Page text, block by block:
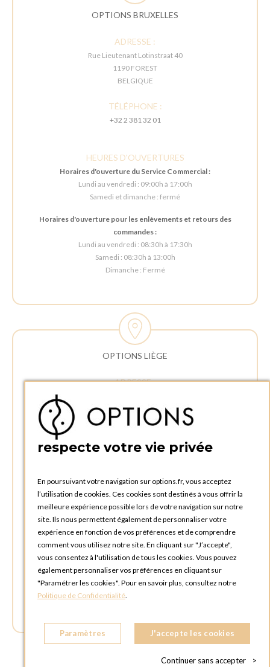
OPTIONS BRUXELLES
ADRESSE :
Rue Lieutenant Lotinstraat 40
1190 FOREST
BELGIQUE
TÉLÉPHONE :
+32 2 381 32 01
HEURES D'OUVERTURES
Horaires d'ouverture du Service Commercial :
Lundi au vendredi : 09:00h à 17:00h
Samedi et dimanche : fermé
Horaires d'ouverture pour les enlèvements et retours des
commandes :
Lundi au vendredi : 08:30h à 17:30h
Samedi : 08:30h à 13:00h
Dimanche : Fermé
OPTIONS LIÈGE
ADRESSE :
4340 AWANS (Othée)
BELGIQUE
TÉLÉPHONE :
HEURES D'OUVERTURES
Horaires d'ouverture du Service Commercial :
Lundi au vendredi : 09:00h à 17:00h
Samedi et dimanche : Fermé
Horaires d'ouverture pour les enlèvements et retours des
commandes :
Lundi au vendredi : 08:30h à 17:30h
Samedi et dimanche : Fermé (enlèvements par box possible)
respecte votre vie privée
En poursuivant votre navigation sur options.fr, vous acceptez
l’utilisation de cookies. Ces cookies sont destinés à vous offrir la
meilleure expérience possible lors de votre navigation sur notre
site. Ils nous permettent également de personnaliser votre
expérience en fonction de vos préférences et de comprendre
comment vous utilisez notre site. En cliquant sur "J’accepte",
vous consentez à l'utilisation de tous les cookies. Vous pouvez
également personnaliser vos préférences en cliquant sur
"Paramétrer les cookies". Pour en savoir plus, consultez notre
Politique de Confidentialité.
Paramètres J'accepte les cookies
Continuer sans accepter >